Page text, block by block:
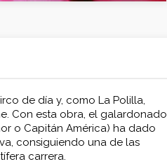
de día y, como La Polilla,
Con esta obra, el galardonado
o Capitán América) ha dado
consiguiendo una de las
carrera.